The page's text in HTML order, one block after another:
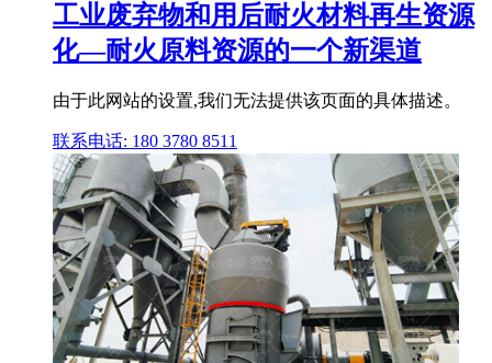
工业废弃物和用后耐火材料再生资源
化—耐火原料资源的一个新渠道
由于此网站的设置,我们无法提供该页面的具体描述。
联系电话: 180 3780 8511